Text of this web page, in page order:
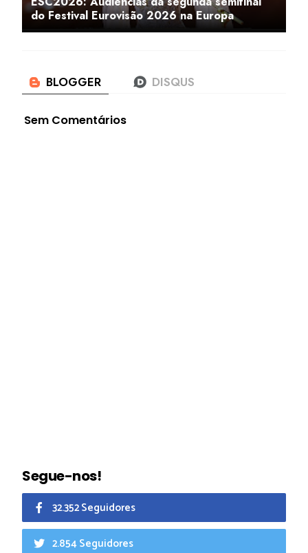
do Festival Eurovisão 2026 na Europa
Sem Comentários
Segue-nos!
32.352 Seguidores
2.854 Seguidores